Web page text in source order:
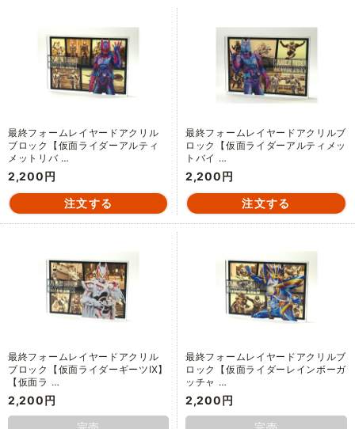
最終フォームレイヤードアクリル
ブロック【仮面ライダーアルティ
メットリバ …
2,200円
最終フォームレイヤードアクリルブ
ロック【仮面ライダーアルティメッ
トバイ …
2,200円
最終フォームレイヤードアクリル
ブロック【仮面ライダーギーツⅨ】
【仮面ラ …
2,200円
最終フォームレイヤードアクリルブ
ロック【仮面ライダーレインボーガ
ッチャ …
2,200円